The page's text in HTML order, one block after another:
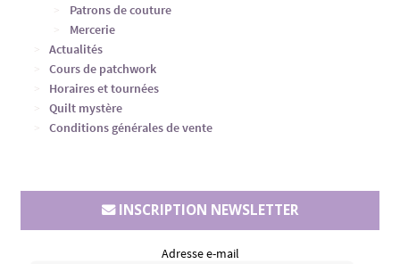
Patrons de couture
Mercerie
Actualités
Cours de patchwork
Horaires et tournées
Quilt mystère
Conditions générales de vente
INSCRIPTION NEWSLETTER
Adresse e-mail